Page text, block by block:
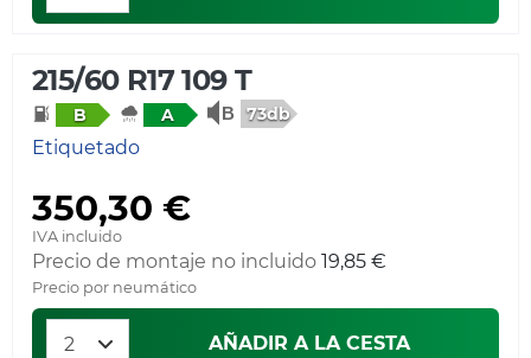
215/60 R17 109 T
B A 73db
Etiquetado
350,30 €
IVA incluido
Precio de montaje no incluido 19,85 €
Precio por neumático
AÑADIR A LA CESTA